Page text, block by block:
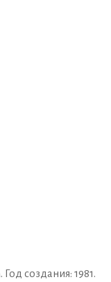
создания: 1981.